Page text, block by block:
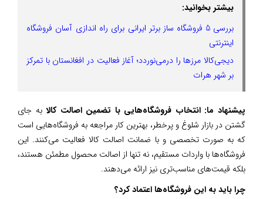
بیشتر بخوانید:
بررسی 5 فروشگاه‌ ساز برتر ایرانی برای راه‌ اندازی آسان فروشگاه
اینترنتی
دیجی‌کالا مرزها را درمی‌نوردد؛ آغاز فعالیت در افغانستان با تمرکز
بر شهر هرات
پیشنهاد ما: انتخاب فروشگاه‌هایی با تضمین اصالت کالابه جای
گشتن در بازار شلوغ و پرخطر، بهترین کار مراجعه به فروشگاه‌هایی است
که به صورت تخصصی و با ضمانت اصالت کالا فعالیت می‌کنند. این
فروشگاه‌ها با واردات مستقیم، نه تنها از اصالت محصول مطمئن هستند،
بلکه قیمت‌های مناسب‌تری نیز ارائه می‌دهند.
چرا باید به این فروشگاه‌ها اعتماد کرد؟